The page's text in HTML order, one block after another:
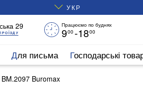
УКР
29 Працюємо по буднях
900 -1800
Для письма Господарські
Buromax